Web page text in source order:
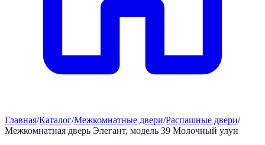
Главная/Каталог/Межкомнатные двери/Распашные двери/
Межкомнатная дверь Элегант, модель 39 Молочный улун